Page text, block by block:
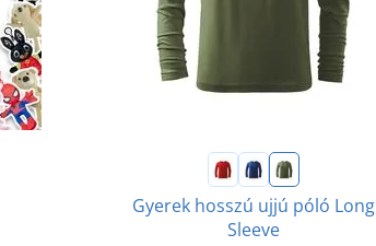
Gyerek hosszú ujjú póló Long
Sleeve